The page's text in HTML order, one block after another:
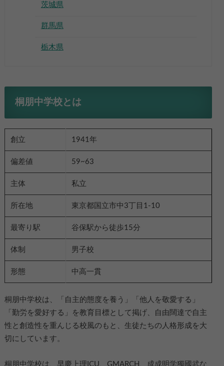
茨城県
群馬県
栃木県
桐朋中学校とは
創立 1941年
偏差値 59~63
主体 私立
所在地 東京都国立市中3丁目1-10
最寄り駅 谷保駅から徒歩15分
体制 男子校
形態 中高一貫
桐朋中学校は、「自主的態度を養う」「他人を敬愛する」
「勤労を愛好する」を教育目標として掲げ、自由闊達で自主
性と創造性を重んじる校風のもと、生徒たちの人格形成を大
切にしています。
桐朋中学校は、早慶上理ICU、GMARCH、成成明学獨國武な